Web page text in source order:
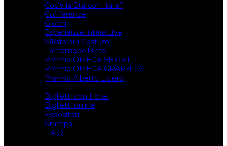
Cos’è la Starcon Italia?
Conferenze
Giochi
Esperienze interattive
Sfilata dei Costumi
Fantamodellismo
Premio OMEGA SHORT
Premio OMEGA GRAPHICS
Premio Alberto Lisiero
Biglietti con Hotel
Biglietti online
Espositori
Stampa
F.A.Q.